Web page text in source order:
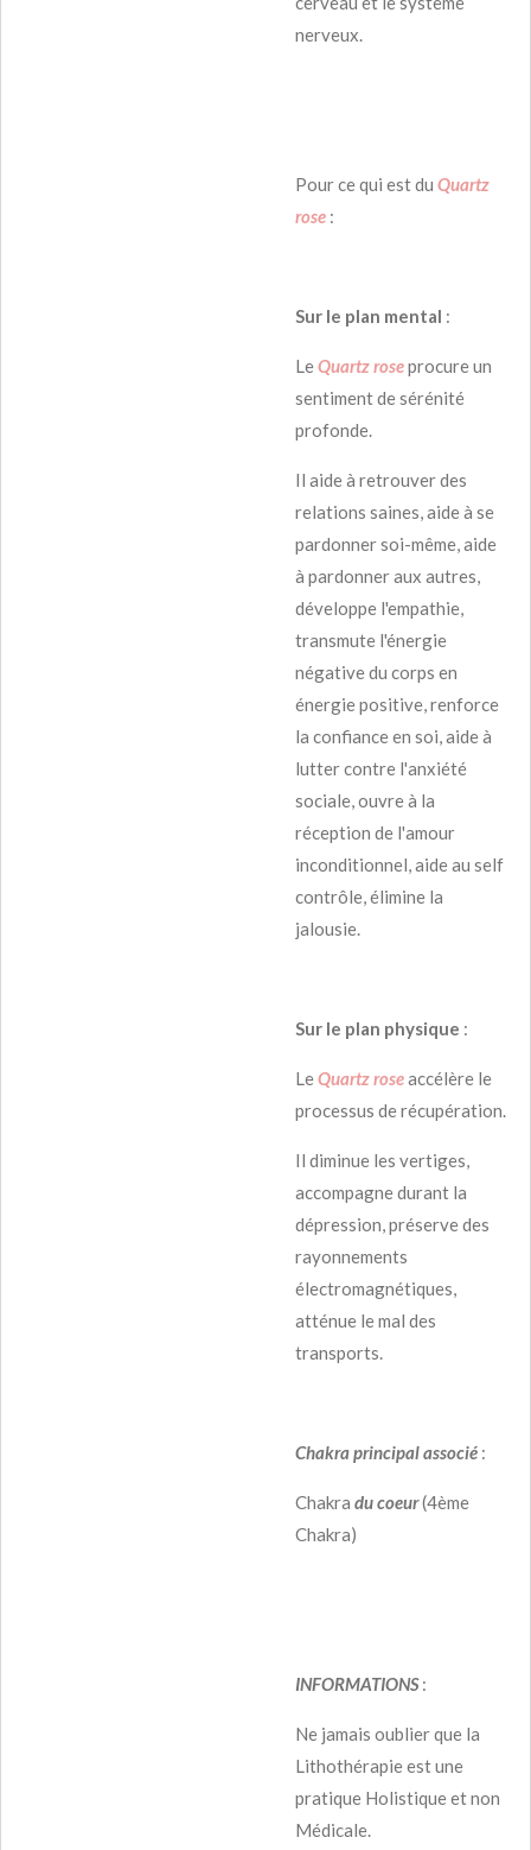
nerveux.
Pour ce qui est du Quartz
rose :
Sur le plan mental :
LeQuartz roseprocure un
sentiment de sérénité
profonde.
Il aide à retrouver des
relations saines, aide à se
pardonner soi-même, aide
à pardonner aux autres,
développe l'empathie,
transmute l'énergie
négative du corps en
énergie positive, renforce
la confiance en soi, aide à
lutter contre l'anxiété
sociale, ouvre à la
réception de l'amour
inconditionnel, aide au self
contrôle, élimine la
jalousie.
Sur le plan physique :
LeQuartz roseaccélère le
processus de récupération.
Il diminue les vertiges,
accompagne durant la
dépression, préserve des
rayonnements
électromagnétiques,
atténue le mal des
transports.
Chakra principal associé :
Chakra du coeur(4ème
Chakra)
INFORMATIONS:
Ne jamais oublier que la
Lithothérapie est une
pratique Holistique et non
Médicale.